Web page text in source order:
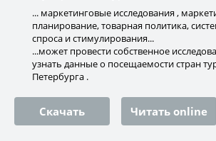
... маркетинговые исследования ,
планирование, товарная политика,
спроса и стимулирования...
...может провести собственное
узнать данные о посещаемости стран
Петербурга .
Скачать Читать online